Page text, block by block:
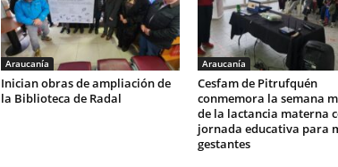
Araucanía
Inician obras de ampliación de
la Biblioteca de Radal
Araucanía
Cesfam de Pitrufquén
conmemora la semana
de la lactancia materna
jornada educativa para
gestantes